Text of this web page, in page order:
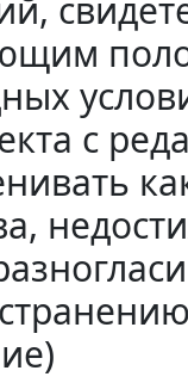
с